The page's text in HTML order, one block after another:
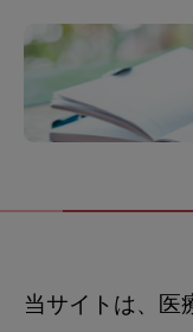
当サイトは、医